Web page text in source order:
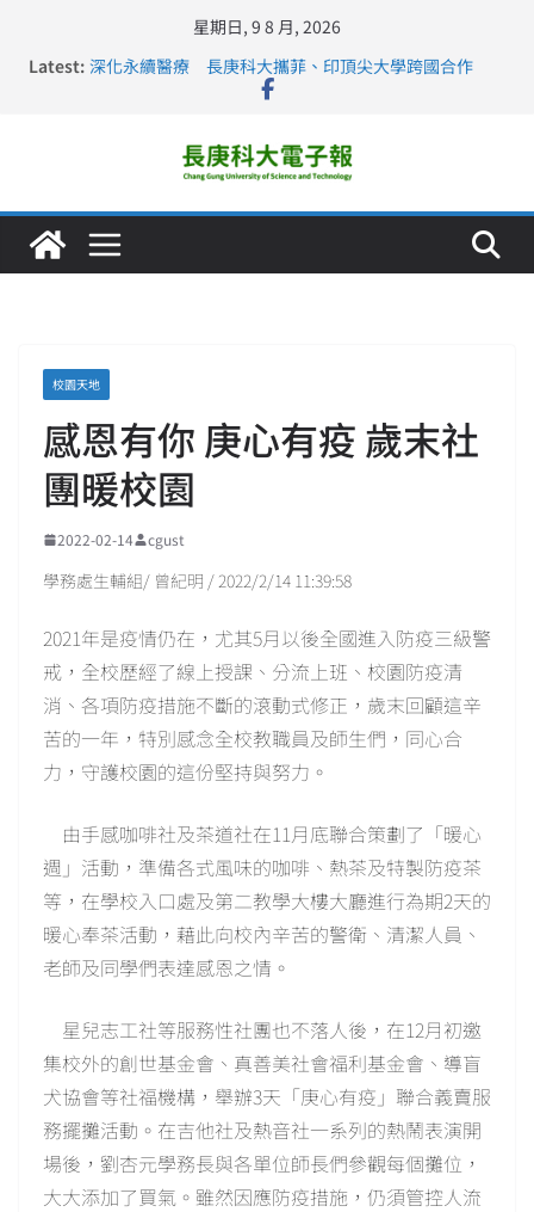
星期日, 9 8 月, 2026
Latest: 深化永續醫療 長庚科大攜菲、印頂尖大學跨國合作
長庚科大訪凱瑟醫療集團、美容學校收穫豐
仁德醫專與長庚科大締結策略聯盟 培育護理尖兵
長庚科大連四年穩居《遠見》醫學大學第5名 辦學實力再
校園天地
感恩有你 庚心有疫 歲末社
團暖校園
2022-02-14 cgust
學務處生輔組/ 曾紀明 / 2022/2/14 11:39:58
2021年是疫情仍在，尤其5月以後全國進入防疫三級警
戒，全校歷經了線上授課、分流上班、校園防疫清
消、各項防疫措施不斷的滾動式修正，歲末回顧這辛
苦的一年，特別感念全校教職員及師生們，同心合
力，守護校園的這份堅持與努力。
由手感咖啡社及茶道社在11月底聯合策劃了「暖心
週」活動，準備各式風味的咖啡、熱茶及特製防疫茶
等，在學校入口處及第二教學大樓大廳進行為期2天的
暖心奉茶活動，藉此向校內辛苦的警衛、清潔人員、
老師及同學們表達感恩之情。
星兒志工社等服務性社團也不落人後，在12月初邀
集校外的創世基金會、真善美社會福利基金會、導盲
犬協會等社福機構，舉辦3天「庚心有疫」聯合義賣服
務擺攤活動。在吉他社及熱音社一系列的熱鬧表演開
場後，劉杏元學務長與各單位師長們參觀每個攤位，
大大添加了買氣。雖然因應防疫措施，仍須管控人流